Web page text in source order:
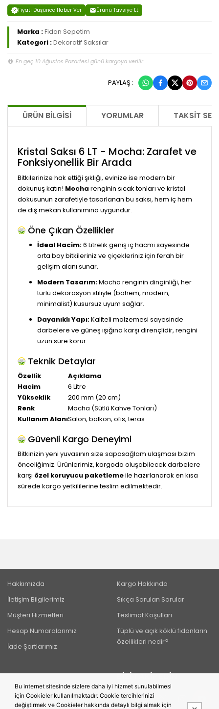
Fiyatı Düşünce Haber Ver Ürünü Tavsiye Et
Marka :Fidan Sepetim
Kategori :Dekoratif Saksılar
En geç 10 Ağustos Pazartesi günü kargoya verilir.
PAYLAŞ :
ÜRÜN BILGISI YORUMLAR TAKSIT
Kristal Saksı 6 LT - Mocha: Zarafet ve
Fonksiyonellik Bir Arada
Bitkilerinize hak ettiği şıklığı, evinize ise modern bir
dokunuş katın! Mocha renginin sıcak tonları ve kristal
dokusunun zarafetiyle tasarlanan bu saksı, hem iç hem
de dış mekan kullanımına uygundur.
Öne Çıkan Özellikler
İdeal Hacim:6 Litrelik geniş iç hacmi sayesinde
orta boy bitkileriniz ve çiçekleriniz için ferah bir
gelişim alanı sunar.
Modern Tasarım:Mocha renginin dinginliği, her
türlü dekorasyon stiliyle (bohem, modern,
minimalist) kusursuz uyum sağlar.
Dayanıklı Yapı:Kaliteli malzemesi sayesinde
darbelere ve güneş ışığına karşı dirençlidir, rengini
uzun süre korur.
Teknik Detaylar
Özellik
Açıklama
Hacim
6 Litre
Yükseklik
200 mm (20 cm)
Renk
Mocha (Sütlü Kahve Tonları)
Kullanım AlanıSalon, balkon, ofis, teras
Güvenli Kargo Deneyimi
Bitkinizin yeni yuvasının size sapasağlam ulaşması bizim
önceliğimiz. Ürünlerimiz, kargoda oluşabilecek darbelere
karşı özel koruyucu paketlemeile hazırlanarak en kısa
sürede kargo yetkililerine teslim edilmektedir.
Hakkımızda
İletişim Bilgilerimiz
Müşteri Hizmetleri
Hesap Numaralarımız
İade Şartlarımız
Kargo Hakkında
Sıkça Sorulan Sorular
Teslimat Koşulları
Tüplü ve açık köklü fidanların
özellikleri nedir?
BIZI TAKIP EDIN
Bu internet sitesinde sizlere daha iyi hizmet sunulabilmesi
için Cookieler kullanılmaktadır. Cookie tercihlerinizi
değiştirmek ve Cookieler hakkında detaylı bilgi almak için